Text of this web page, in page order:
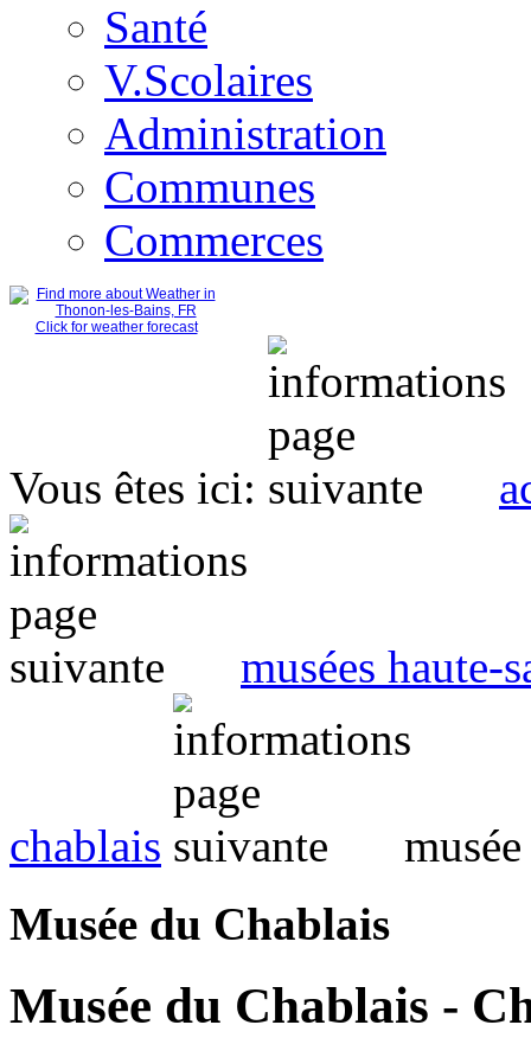
Santé
V.Scolaires
Administration
Communes
Commerces
Click for weather forecast
Vous êtes ici:
musées haute-
chablais
Musée du Chablais
Musée du Chablais -